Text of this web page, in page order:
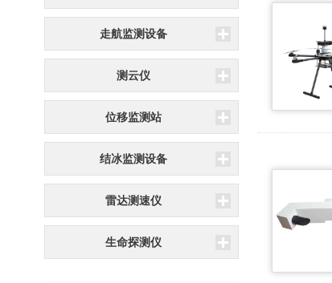
走航监测设备
测云仪
位移监测站
结冰监测设备
雷达测速仪
生命探测仪